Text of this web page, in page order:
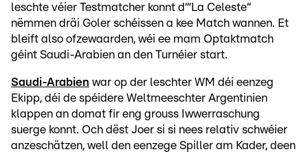
leschte véier Testmatcher konnt d‘“La Celeste“
nëmmen dräi Goler schéissen a kee Match wannen. Et
bleift also ofzewaarden, wéi ee mam Optaktmatch
géint Saudi-Arabien an den Turnéier start.
Saudi-Arabien war op der leschter WM déi eenzeg
Ekipp, déi de spéidere Weltmeeschter Argentinien
klappen an domat fir eng grouss Iwwerraschung
suerge konnt. Och dëst Joer si si nees relativ schwéier
anzeschätzen, well den eenzege Spiller am Kader, deen